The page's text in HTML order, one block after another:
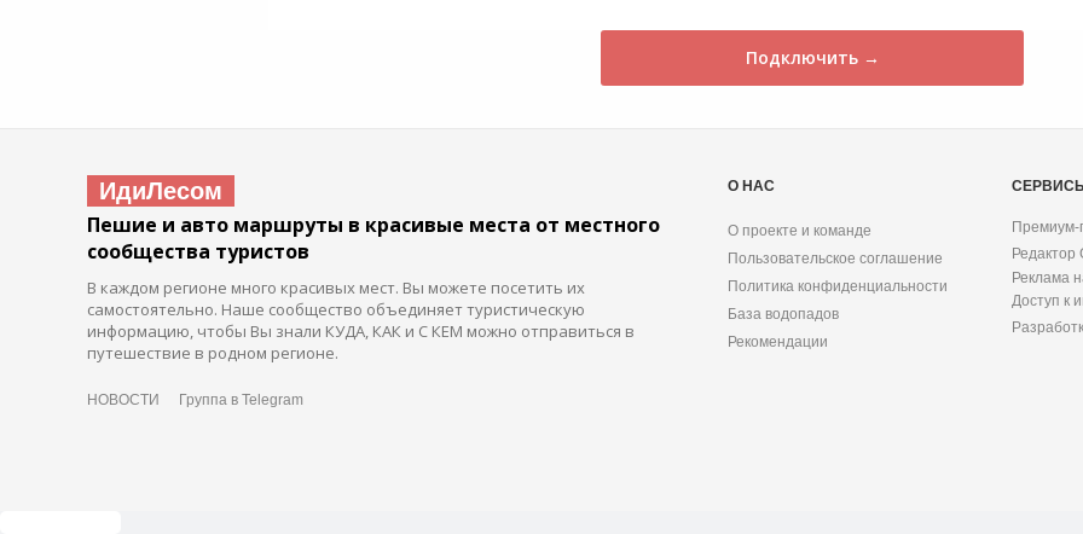
Подключить →
ИдиЛесом
Пешие и авто маршруты в красивые места от местного
сообщества туристов
В каждом регионе много красивых мест. Вы можете посетить их
самостоятельно. Наше сообщество объединяет туристическую
информацию, чтобы Вы знали КУДА, КАК и С КЕМ можно отправиться в
путешествие в родном регионе.
НОВОСТИ Группа в Telegram
О НАС
О проекте и команде
Пользовательское соглашение
Политика конфиденциальности
База водопадов
Рекомендации
Премиум-
Редактор
Реклама
Доступ к